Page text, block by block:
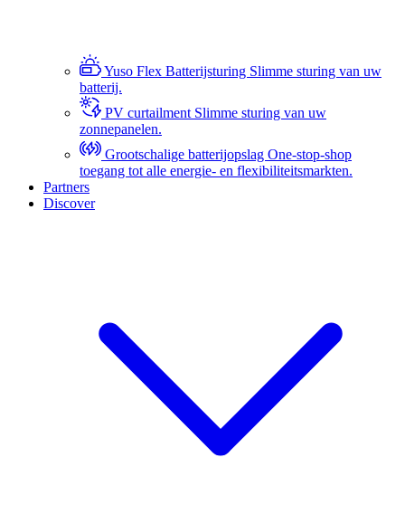
Yuso Flex Batterijsturing Slimme sturing van uw
batterij.
PV curtailment Slimme sturing van uw
zonnepanelen.
Grootschalige batterijopslag One-stop-shop
toegang tot alle energie- en flexibiliteitsmarkten.
Partners
Discover